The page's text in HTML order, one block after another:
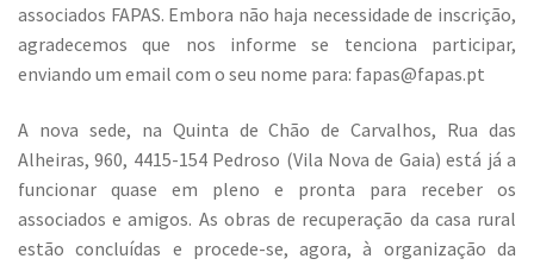
associados FAPAS. Embora não haja necessidade de inscrição,
agradecemos que nos informe se tenciona participar,
enviando um email com o seu nome para: fapas@fapas.pt
A nova sede, na Quinta de Chão de Carvalhos, Rua das
Alheiras, 960, 4415-154 Pedroso (Vila Nova de Gaia) está já a
funcionar quase em pleno e pronta para receber os
associados e amigos. As obras de recuperação da casa rural
estão concluídas e procede-se, agora, à organização da